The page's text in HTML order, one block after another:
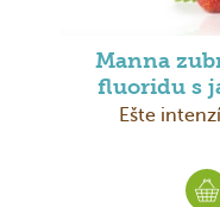
Manna
fluoridu s
Ešte